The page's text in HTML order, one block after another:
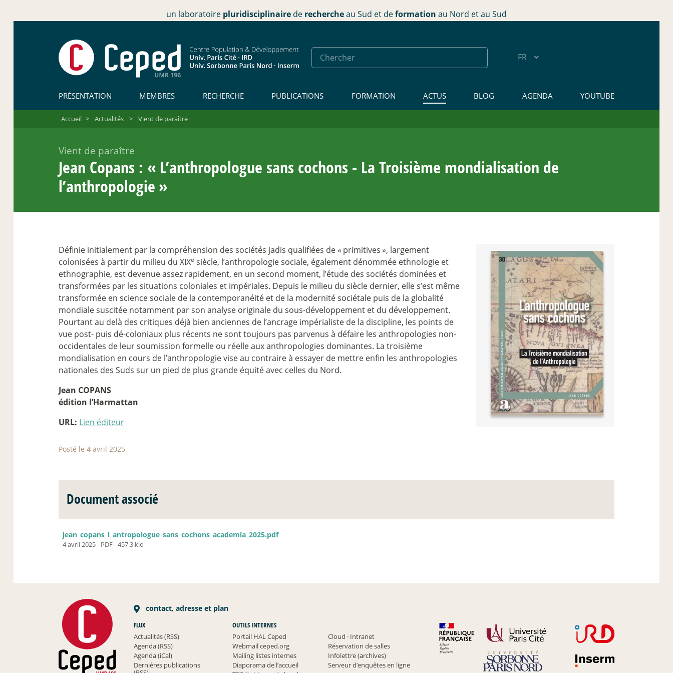
un laboratoire pluridisciplinaire de rechercheau Sud et deformation au Nord et au Sud
PRÉSENTATION MEMBRES RECHERCHE PUBLICATIONS FORMATION ACTUS BLOG AGENDA YOUTUBE
Accueil > Actualités > Vient de paraître
Vient de paraître
Jean Copans : « L’anthropologue sans cochons - La Troisième mondialisation de
l’anthropologie »
Définie initialement par la compréhension des sociétés jadis qualifiées de « primitives», largement
colonisées à partir du milieu du XIXe siècle, l’anthropologie sociale, également dénommée ethnologie et
ethnographie, est devenue assez rapidement, en un second moment, l’étude des sociétés dominées et
transformées par les situations coloniales et impériales. Depuis le milieu du siècle dernier, elle s’est même
transformée en science sociale de la contemporanéité et de la modernité sociétale puis de la globalité
mondiale suscitée notamment par son analyse originale du sous-développement et du développement.
Pourtant au delà des critiques déjà bien anciennes de l’ancrage impérialiste de la discipline, les points de
vue post- puis dé-coloniaux plus récents ne sont toujours pas parvenus à défaire les anthropologies non-
occidentales de leur soumission formelle ou réelle aux anthropologies dominantes. La troisième
mondialisation en cours de l’anthropologie vise au contraire à essayer de mettre enfin les anthropologies
nationales des Suds sur un pied de plus grande équité avec celles du Nord.
Jean COPANS
édition l’Harmattan
URL: Lien éditeur
Posté le 4 avril 2025
Document associé
jean_copans_l_antropologue_sans_cochons_academia_2025.pdf
4 avril 2025- PDF-457.3 kio
contact, adresse et plan
FLUX
Actualités (RSS)
Agenda (RSS)
Agenda (iCal)
Dernières publications
OUTILS INTERNES
Portail HAL Ceped
Cloud · Intranet
Webmail ceped.org
Réservation de salles
Mailing listes internes
Infolettre (archives)
Diaporama de l’accueil
Serveur d’enquêtes en ligne